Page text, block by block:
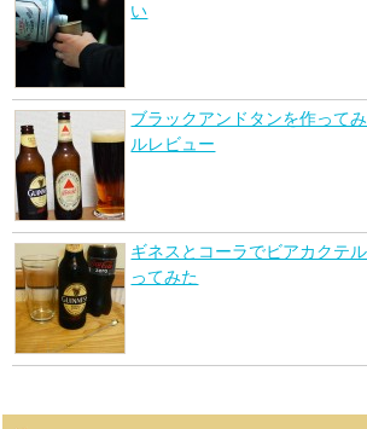
い
ブラックアンドタンを作って
ルレビュー
ギネスとコーラでビアカクテ
ってみた